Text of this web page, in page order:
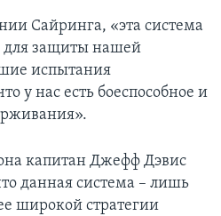
Сайринга, «эта система
защиты нашей
испытания
у нас есть боеспособное и
капитан Джефф Дэвис
данная система – лишь
широкой стратегии